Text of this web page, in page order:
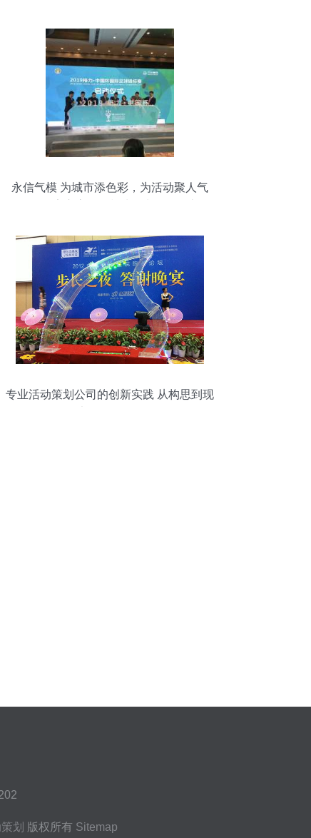
永信气模 为城市添色彩，为活动聚人气
专业活动策划公司的创新实践 从构思到现
划 版权所有 Sitemap